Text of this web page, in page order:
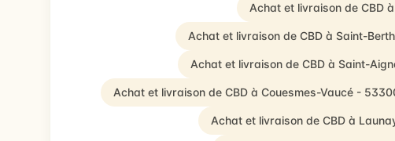
Achat et livraison de CBD
Achat et livraison de CBD à Saint-
Achat et livraison de CBD à Saint-
Achat et livraison de CBD à Couesmes-Vaucé -
Achat et livraison de CBD à